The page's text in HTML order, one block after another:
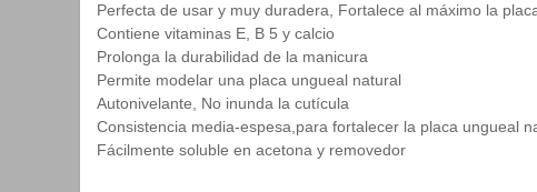
Perfecta de usar y muy duradera, Fortalece al máximo la
Contiene vitaminas E, B 5 y calcio
Prolonga la durabilidad de la manicura
Permite modelar una placa ungueal natural
Autonivelante, No inunda la cutícula
Consistencia media-espesa, para fortalecer la placa ungueal
Fácilmente soluble en acetona y removedor